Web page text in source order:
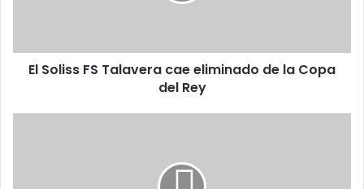
F
El Soliss FS Talavera cae eliminado de la Copa
del Rey